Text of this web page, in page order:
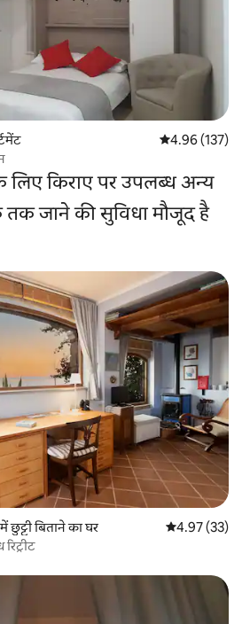
औसत रेटिंग 5 में से
4.96 (137)
लिए किराए पर उपलब्ध अन्य
जाने की सुविधा मौजूद है
बिताने का घर औसत रेटिंग 5 में
4.97 (33)